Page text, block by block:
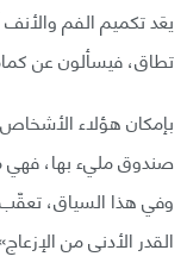
يعَد تكميم الفم
تطاق، فيسألون عن
بإمكان هؤلاء الأشخاص
وفي هذا السياق، تعقّب
القدر الأدنى من